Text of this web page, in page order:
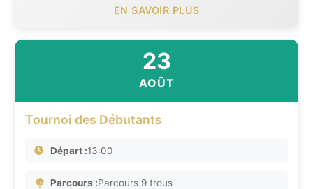
EN SAVOIR PLUS
23
AOÛT
Tournoi des Débutants
Départ :13:00
Parcours :Parcours 9 trous